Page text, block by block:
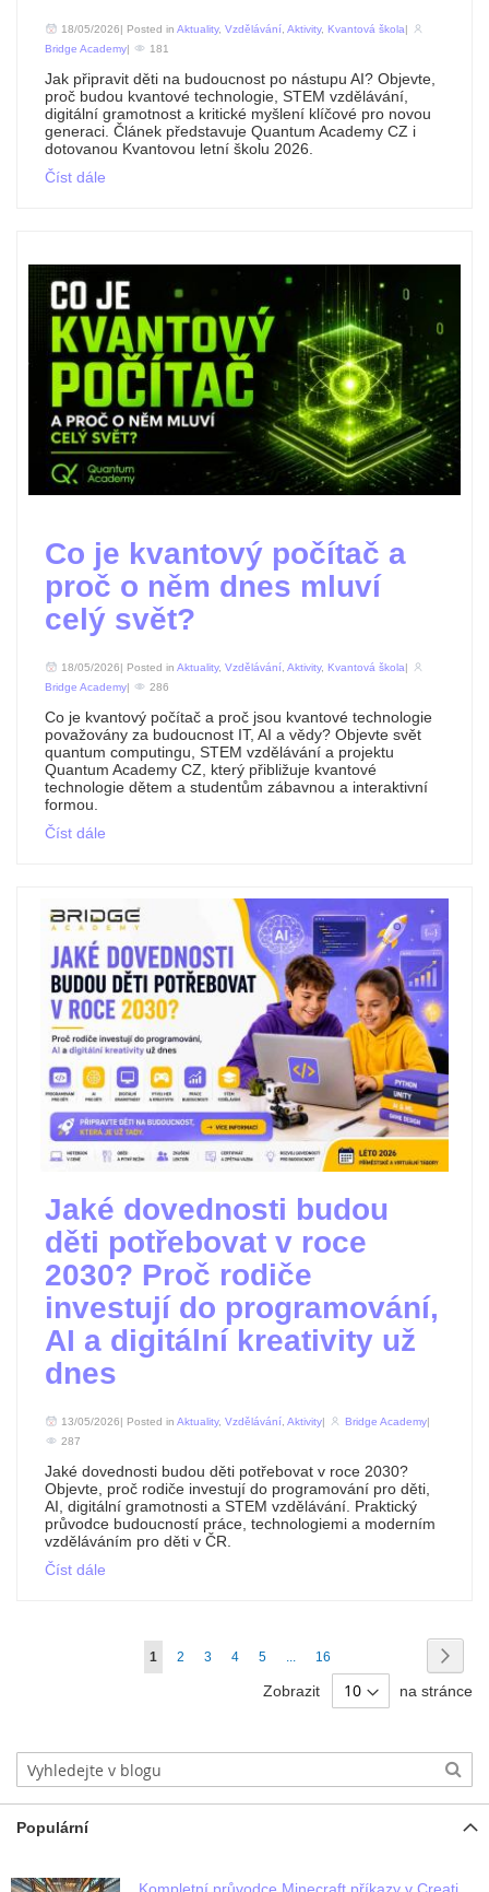
18/05/2026| Posted in Aktuality, Vzdělávání, Aktivity, Kvantová škola
Bridge Academy
181
Jak připravit děti na budoucnost po nástupu AI? Objevte,
proč budou kvantové technologie, STEM vzdělávání,
digitální gramotnost a kritické myšlení klíčové pro novou
generaci. Článek představuje Quantum Academy CZ i
dotovanou Kvantovou letní školu 2026.
Číst dále
Co je kvantový počítač a
proč o něm dnes mluví
celý svět?
18/05/2026| Posted in Aktuality, Vzdělávání, Aktivity, Kvantová škola
Bridge Academy
286
Co je kvantový počítač a proč jsou kvantové technologie
považovány za budoucnost IT, AI a vědy? Objevte svět
quantum computingu, STEM vzdělávání a projektu
Quantum Academy CZ, který přibližuje kvantové
technologie dětem a studentům zábavnou a interaktivní
formou.
Číst dále
Jaké dovednosti budou
děti potřebovat v roce
2030? Proč rodiče
investují do programování,
AI a digitální kreativity už
dnes
13/05/2026| Posted in Aktuality, Vzdělávání, Aktivity Bridge Academy
287
Jaké dovednosti budou děti potřebovat v roce 2030?
Objevte, proč rodiče investují do programování pro děti,
AI, digitální gramotnosti a STEM vzdělávání. Praktický
průvodce budoucností práce, technologiemi a moderním
vzděláváním pro děti v ČR.
Číst dále
Stránka
Právě
stránku
1 Stránka
2 Stránka
3 Stránka
4 Stránka
5 ... Stránka
16
Zobrazit na stránce
Populární